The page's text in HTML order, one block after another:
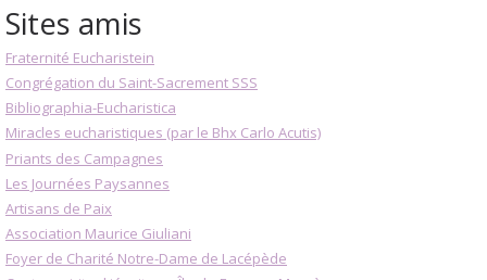
Sites amis
Fraternité Eucharistein
Congrégation du Saint-Sacrement SSS
Bibliographia-Eucharistica
Miracles eucharistiques (par le Bhx Carlo Acutis)
Priants des Campagnes
Les Journées Paysannes
Artisans de Paix
Association Maurice Giuliani
Foyer de Charité Notre-Dame de Lacépède